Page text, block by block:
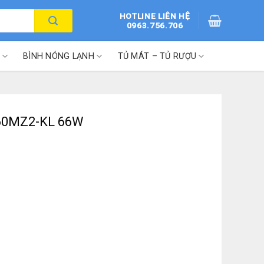
HOTLINE LIÊN HỆ
0963.756.706
BÌNH NÓNG LẠNH TỦ MÁT – TỦ RƯỢU
KL 66W